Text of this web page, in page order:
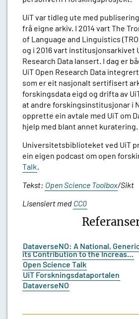
UiT var tidleg ute med
frå eigne arkiv. I 2014 vart The
of Language and Linguistics
og i 2016 vart institusjonsarkivet
Research Data lansert. I dag er
UiT Open Research Data
som er eit nasjonalt sertifisert
forskingsdata eigd og drifta av
at andre forskingsinstitusjonar i
opprette ein avtale med UiT om
hjelp med blant annet kuratering.
Universitetsbiblioteket ved UiT
ein eigen podcast om open
Talk
Tekst: Open Science Toolbox/Sikt
Lisensiert med CC0
DataverseNO: A National,
its Contribution to the Increas…
Open Science Talk
UiT Forskningsdataportalen
DataverseNO